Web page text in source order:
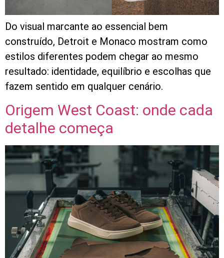
Do visual marcante ao essencial bem
construído, Detroit e Monaco mostram como
estilos diferentes podem chegar ao mesmo
resultado: identidade, equilíbrio e escolhas que
fazem sentido em qualquer cenário.
Origem West Coast: onde cada
detalhe começa